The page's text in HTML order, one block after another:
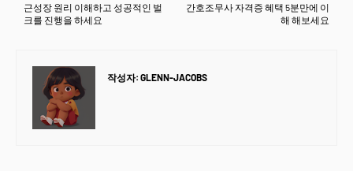
간호조무사 자격증 혜택 5분만에 이
해 해보세요
근성장 원리 이해하고 성공적인 벌
크를 진행을 하세요
작성자: GLENN-JACOBS